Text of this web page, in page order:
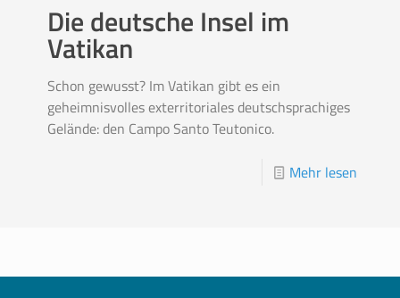
Die deutsche Insel im
Vatikan
Schon gewusst? Im Vatikan gibt es ein
geheimnisvolles exterritoriales deutschsprachiges
Gelände: den Campo Santo Teutonico.
Mehr lesen